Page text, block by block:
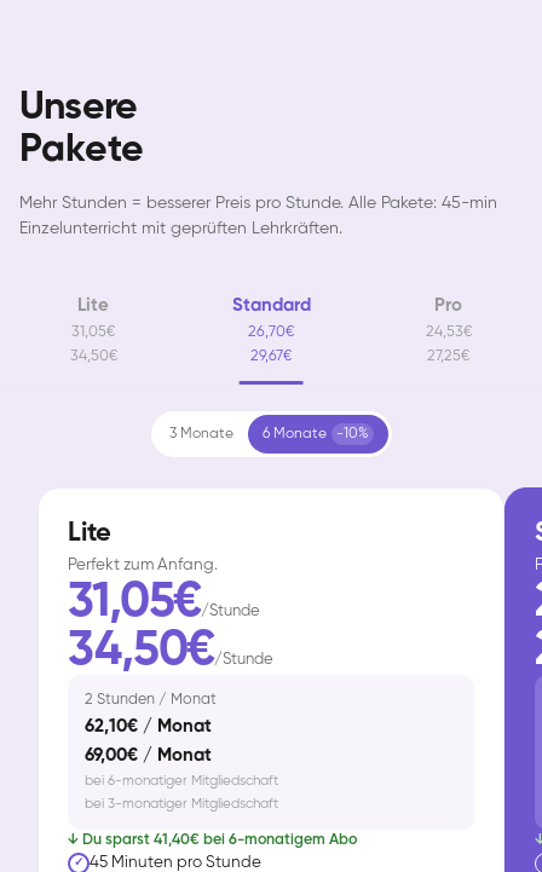
Unsere
Pakete
Mehr Stunden = besserer Preis pro Stunde. Alle Pakete: 45-min
Einzelunterricht mit geprüften Lehrkräften.
Lite
31,05€
34,50€
Standard
26,70€
29,67€
Pro
24,53€
27,25€
3 Monate 6 Monate -10%
Lite
Perfekt zum Anfang.
31,05€/Stunde
34,50€/Stunde
2 Stunden / Monat
62,10€ / Monat
69,00€ / Monat
bei 6-monatiger Mitgliedschaft
bei 3-monatiger Mitgliedschaft
↓ Du sparst 41,40€ bei 6-monatigem Abo
✓ 45 Minuten pro Stunde